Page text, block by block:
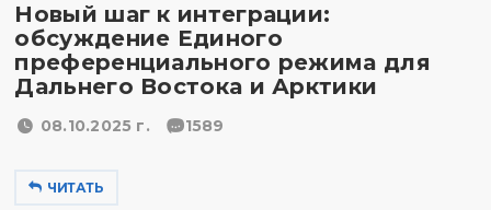
Новый шаг к интеграции:
обсуждение Единого
преференциального режима для
Дальнего Востока и Арктики
08.10.2025 г. 1589
ЧИТАТЬ